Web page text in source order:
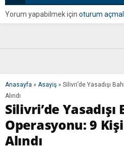
Yorum yapabilmek için oturum
Anasayfa » Asayiş » Silivri’de Yasadışı
Alındı
Silivri’de Yasadışı
Operasyonu: 9
Alındı